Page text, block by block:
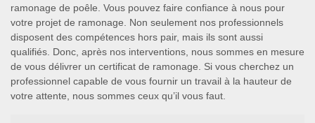
ramonage de poêle. Vous pouvez faire confiance à nous pour
votre projet de ramonage. Non seulement nos professionnels
disposent des compétences hors pair, mais ils sont aussi
qualifiés. Donc, après nos interventions, nous sommes en mesure
de vous délivrer un certificat de ramonage. Si vous cherchez un
professionnel capable de vous fournir un travail à la hauteur de
votre attente, nous sommes ceux qu’il vous faut.